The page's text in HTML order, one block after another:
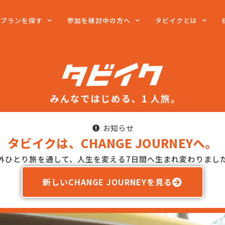
ランを探す 参加を検討中の方へ タビイクとは
お知らせ
タビイクは、CHANGE JOURNEYへ。
ひとり旅を通して、人生を変える7日間へ生まれ変わりまし
新しいCHANGE JOURNEYを見る